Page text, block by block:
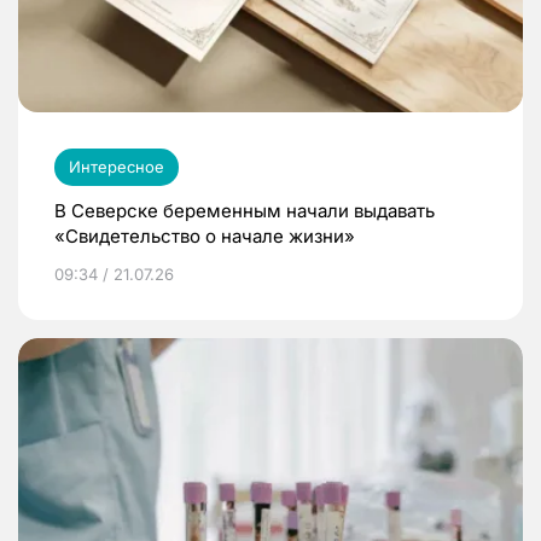
Интересное
В Северске беременным начали выдавать
«Свидетельство о начале жизни»
09:34 / 21.07.26